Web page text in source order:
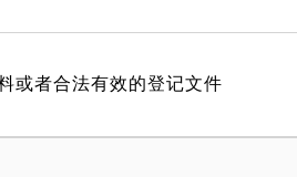
或者合法有效的登记文件